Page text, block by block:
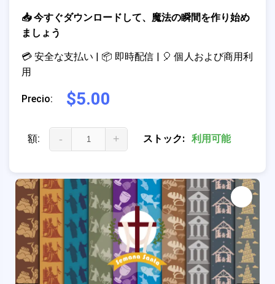
📥 今すぐダウンロードして、魔法の瞬間を作り始め
ましょう
💳 安全な支払い | 📦 即時配信 | 🎈 個人および商用利
用
Precio: $5.00
額: - + ストック: 利用可能